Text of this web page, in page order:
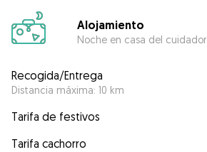
Alojamiento
Noche en casa del cuidador
Recogida/Entrega
Distancia máxima: 10 km
Tarifa de festivos
Tarifa cachorro